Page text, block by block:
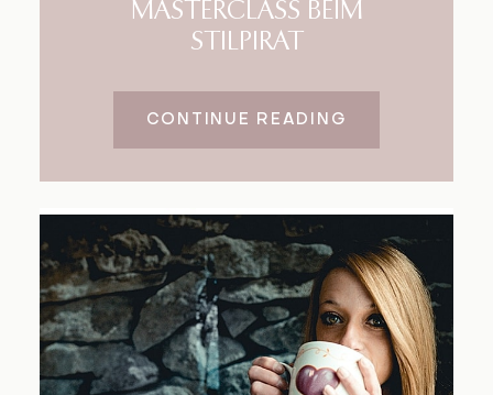
MASTERCLASS BEIM
STILPIRAT
CONTINUE READING